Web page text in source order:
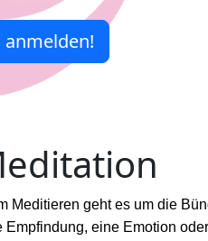
anmelden!
Meditieren geht es um die
Empfindung, eine Emotion